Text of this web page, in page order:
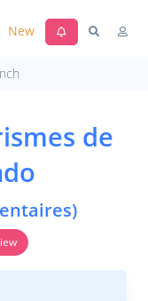
New
de